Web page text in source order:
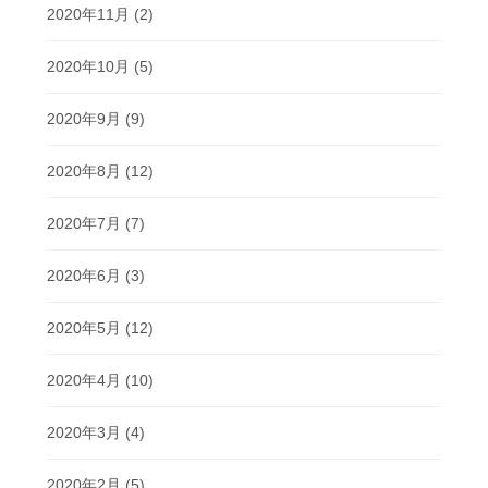
2020年11月 (2)
2020年10月 (5)
2020年9月 (9)
2020年8月 (12)
2020年7月 (7)
2020年6月 (3)
2020年5月 (12)
2020年4月 (10)
2020年3月 (4)